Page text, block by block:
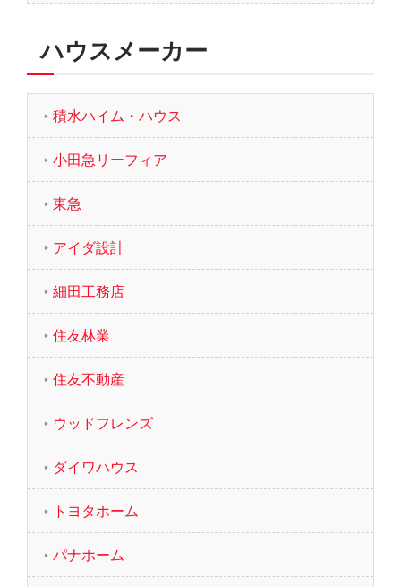
ハウスメーカー
積水ハイム・ハウス
小田急リーフィア
東急
アイダ設計
細田工務店
住友林業
住友不動産
ウッドフレンズ
ダイワハウス
トヨタホーム
パナホーム